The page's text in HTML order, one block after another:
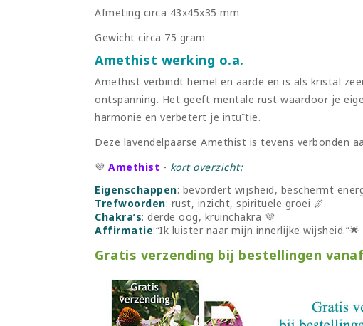
Afmeting circa 43x45x35 mm
Gewicht circa 75 gram
Amethist werking o.a.
Amethist verbindt hemel en aarde en is als kristal
ontspanning. Het geeft mentale rust waardoor je
harmonie en verbetert je intuïtie.
Deze lavendelpaarse Amethist is tevens verbonden
💜 Amethist - kort overzicht:
Eigenschappen: bevordert wijsheid, beschermt
Trefwoorden: rust, inzicht, spirituele groei 🌌
Chakra’s: derde oog, kruinchakra 💜
Affirmatie:“Ik luister naar mijn innerlijke wijsheid.”🌟
Gratis verzending bij bestellingen